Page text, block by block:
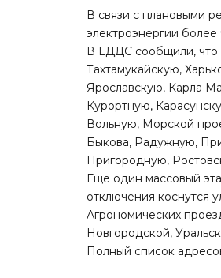
В связи с плановыми
электроэнергии
В ЕДДС сообщили, что
Тахтамукайскую,
Ярославскую, Карла
Курортную,
Вольную, Морской
Быкова, Радужную,
Пригородную,
Еще один массовый
отключения коснутся
Агрономических
Новгородской,
Полный список